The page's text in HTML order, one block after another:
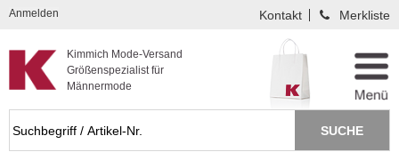
Kompletten Head der Seite überspringen
Kimmich Mode-Versand
Größenspezialist für
Männermode
Anmelden Kontakt Merkliste